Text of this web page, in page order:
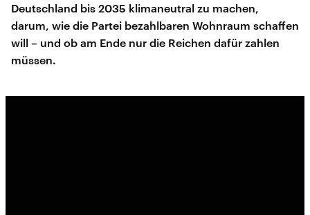
Deutschland bis 2035 klimaneutral zu machen,
darum, wie die Partei bezahlbaren Wohnraum schaffen
will – und ob am Ende nur die Reichen dafür zahlen
müssen.